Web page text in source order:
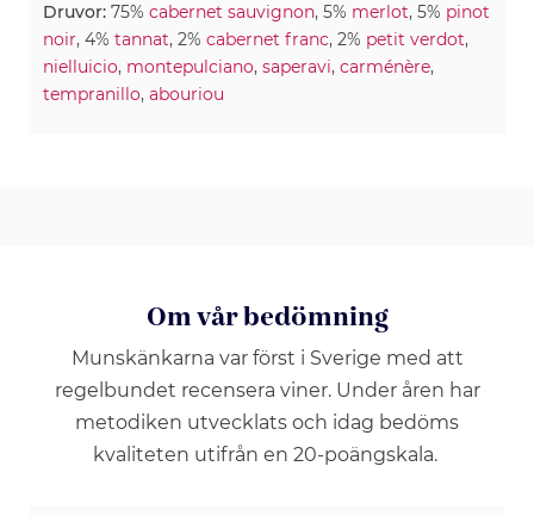
Druvor: 75% cabernet sauvignon, 5% merlot, 5% pinot
noir, 4% tannat, 2% cabernet franc, 2% petit verdot,
nielluicio, montepulciano, saperavi, carménère,
tempranillo, abouriou
Om vår bedömning
Munskänkarna var först i Sverige med att
regelbundet recensera viner. Under åren har
metodiken utvecklats och idag bedöms
kvaliteten utifrån en 20-poängskala.